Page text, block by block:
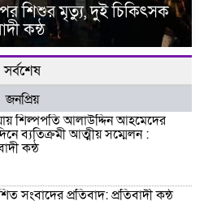
পর শিশুর মৃত্যু, দুই চিকিৎসক
কন্ঠ
সর্বশেষ
জনপ্রিয়
শিল্পপতি আলাউদ্দিন আহমেদের
ব্যতিক্রমী আত্মীয় সম্মেলন :
কন্ঠ
সংবাদের প্রতিবাদ: প্রতিবাদী কন্ঠ